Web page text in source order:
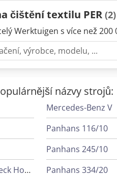
čištění textilu PER (2)
Werktuigen s více než
názvy strojů:
Heidenreich & Harbeck Hoblovky S Kuželovým Ozubením
Mercedes-Benz V
Panhans 116/10
Panhans 245/10
Panhans 334/20